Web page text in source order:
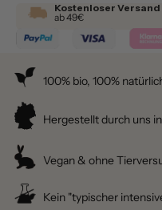
Kostenloser Versand
ab 49€
100% bio, 100%
Hergestellt durch uns
Vegan & ohne
Kein "typischer